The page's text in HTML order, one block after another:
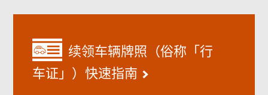
续领车辆牌照（俗称「行
车证」）快速指南